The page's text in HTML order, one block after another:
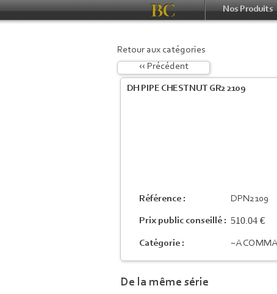
Nos Produits
Retour aux catégories
‹‹ Précédent
DH PIPE CHESTNUT GR2 2109
Référence : DPN2109
Prix public conseillé : 510.04 €
Catégorie : ~A
De la même série